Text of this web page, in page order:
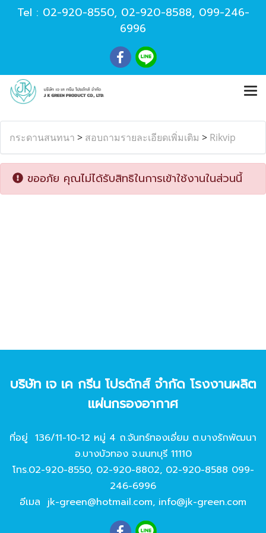
Tel : 02-920-8550, 02-920-8588, 099-246-
6996
กระดานสนทนา > สอบถามรายละเอียดเพิ่มเติม > Rikvip
ขออภัย คุณไม่ได้รับสิทธิในการเข้าใช้งานในส่วนนี้
บริษัท เจ เค กรีน โปรดักส์ จํากัด โรงงานผลิต
แผ่นกรองอากาศ
ที่อยู่ 136/11-10-12 หมู่ 4 ถ.จันทร์ทองเอี่ยม ต.บางรักพัฒนา
อ.บางบัวทอง จ.นนทบุรี 11110
โทร.02-920-8550, 02-920-8802, 02-920-8588 099-
246-6996
อีเมล jk-green@hotmail.com, info@jk-green.com